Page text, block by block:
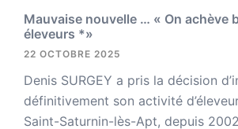
Mauvaise nouvelle … « On achève
éleveurs *»
22 OCTOBRE 2025
Denis SURGEY a pris la décision
définitivement son activité
Saint-Saturnin-lès-Apt, depuis